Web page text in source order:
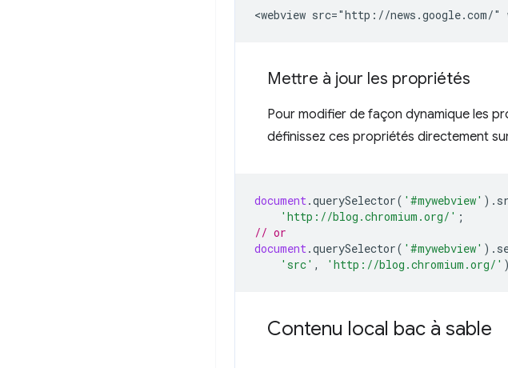
Mettre à jour les propriétés
Pour modifier de façon dynamique les
définissez ces propriétés directement
document.querySelector( '#mywebview' ).
'http://blog.chromium.org/' ;
// or
document.querySelector( '#mywebview' ).
'src' , 'http://blog.chromium.org/'
Contenu local bac à sable